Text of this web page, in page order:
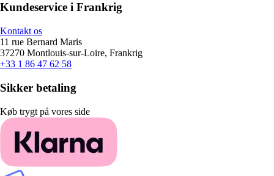
Kundeservice i Frankrig
Kontakt os
11 rue Bernard Maris
37270 Montlouis-sur-Loire, Frankrig
+33 1 86 47 62 58
Sikker betaling
Køb trygt på vores side